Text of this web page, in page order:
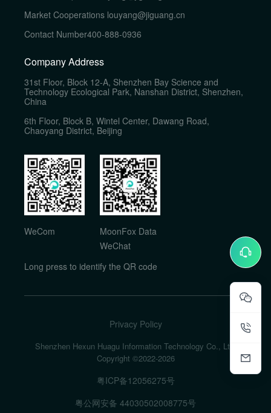
Market Cooperations louyang@jiguang.cn
Contact Number400-888-0936
Company Address
31st Floor, Block 12-A, Shenzhen Bay Science and
Technology Ecological Park, Nanshan District, Shenzhen,
China
6th Floor, Block B, Wintel Center, Dawang Road,
Chaoyang District, Beijing
WeCom
MoonFox Data
WeChat
Long press to identify the QR code
Privacy Policy
Shenzhen Hexun Huagu Information Technology Co., Ltd.
Copyright ©2022-2026
粤ICP备12056275号
粤公网安备 44030502008775号